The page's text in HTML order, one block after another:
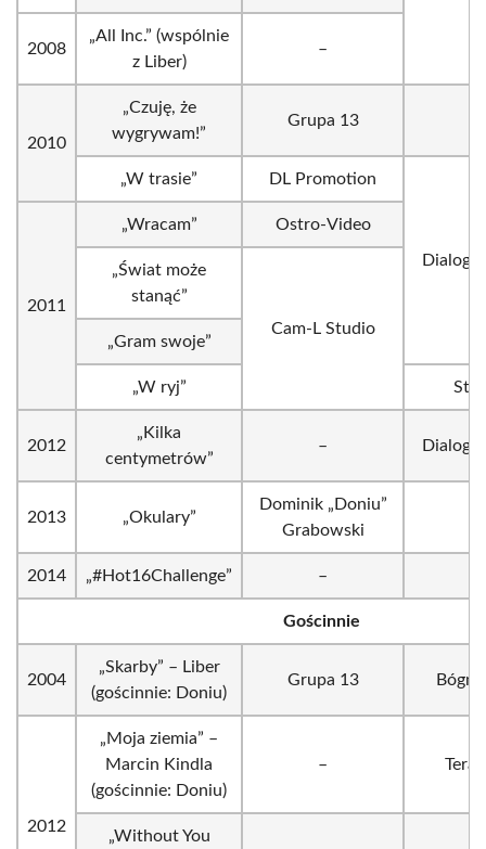
2008
„All Inc.” (wspólnie
z Liber)
–
2010
„Czuję, że
wygrywam!”
Grupa 13
„W trasie” DL Promotion
2011
„Wracam” Ostro-Video
„Świat może
stanąć”
Cam-L Studio
„Gram swoje”
„W ryj”
2012
„Kilka
centymetrów”
–
2013 „Okulary”
Dominik „Doniu”
Grabowski
2014 „#Hot16Challenge” –
Gościnnie
2004
„Skarby” – Liber
(gościnnie: Doniu)
Grupa 13
2012
„Moja ziemia” –
Marcin Kindla
(gościnnie: Doniu)
–
„Without You